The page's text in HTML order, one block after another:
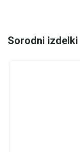
Sorodni izdelki